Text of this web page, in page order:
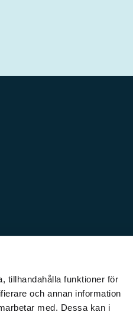
tillhandahålla funktioner för
och annan information
med. Dessa kan i